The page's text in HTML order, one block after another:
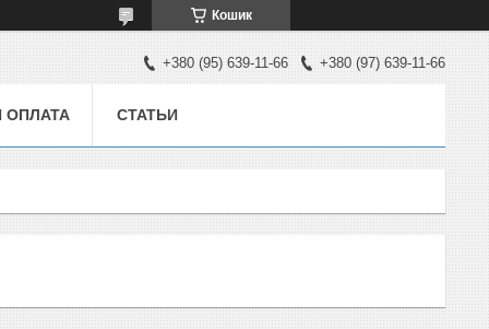
Кошик
+380 (95) 639-11-66 +380 (97) 639-11-66
ОПЛАТА СТАТЬИ